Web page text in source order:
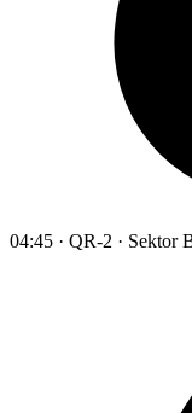
04:45 · QR-2 · Sektor